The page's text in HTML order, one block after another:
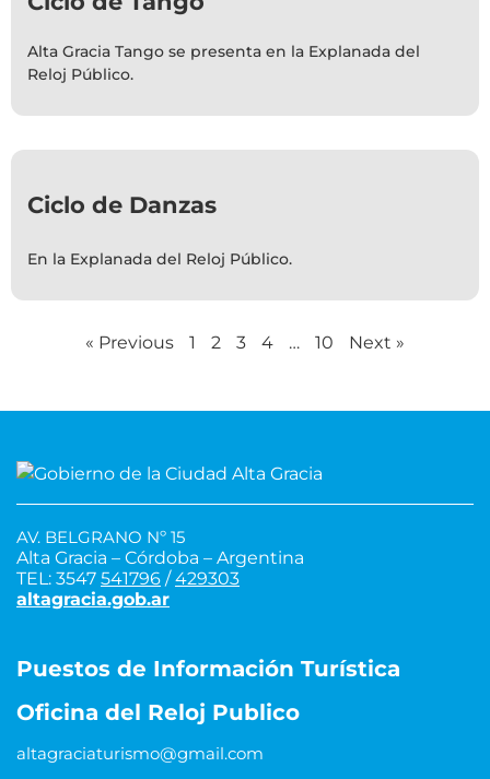
Alta Gracia Tango se presenta en la Explanada del
Reloj Público.
Ciclo de Danzas
En la Explanada del Reloj Público.
« Previous 1 2 3 4 … 10 Next »
AV. BELGRANO Nº 15
Alta Gracia – Córdoba – Argentina
TEL: 3547 541796 /429303
altagracia.gob.ar
Puestos de Información Turística
Oficina del Reloj Publico
altagraciaturismo@gmail.com